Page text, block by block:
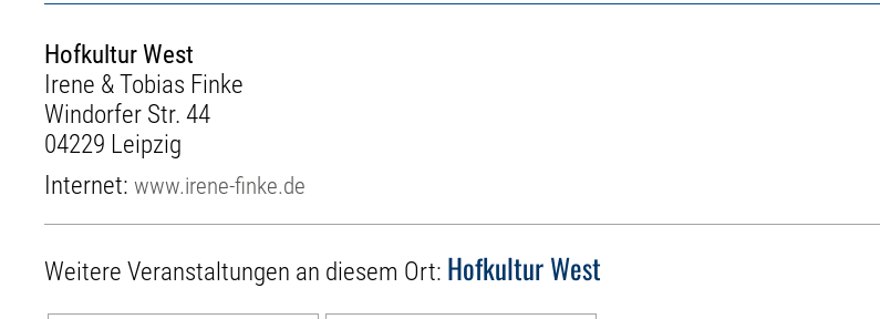
Hofkultur West
Irene & Tobias Finke
Windorfer Str. 44
04229 Leipzig
Internet:www.irene-finke.de
Weitere Veranstaltungen an diesem Ort: Hofkultur West